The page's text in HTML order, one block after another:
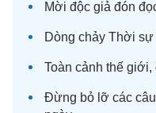
Mời độc giả đón
Dòng chảy Thời sự
Toàn cảnh thế giới,
Đừng bỏ lỡ các